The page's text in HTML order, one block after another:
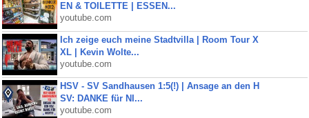
EN & TOILETTE | ESSEN...
youtube.com
Ich zeige euch meine Stadtvilla | Room Tour X
XL | Kevin Wolte...
youtube.com
HSV - SV Sandhausen 1:5(!) | Ansage an den H
SV: DANKE für NI...
youtube.com